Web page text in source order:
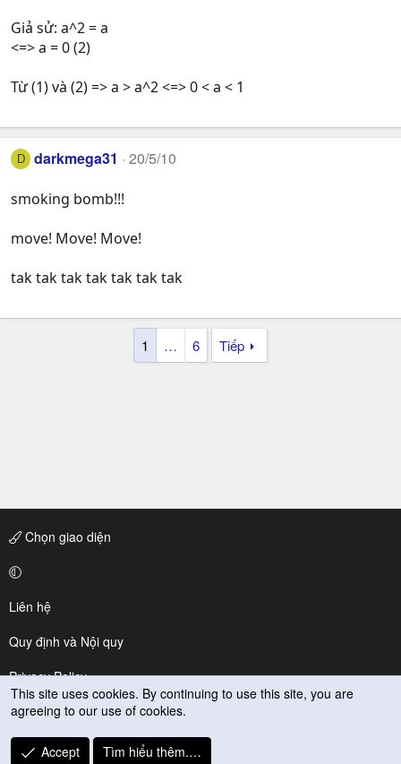
Giả sử: a^2 = a
<=> a = 0 (2)
Từ (1) và (2) => a > a^2 <=> 0 < a < 1
D darkmega31 20/5/10
smoking bomb!!!
move! Move! Move!
tak tak tak tak tak tak tak
1 … 6 Tiếp
Chọn giao diện
Liên hệ
Quy định và Nội quy
Privacy Policy
Trợ giúp
R
This site uses cookies. By continuing to use this site, you are
agreeing to our use of cookies.
Accept Tìm hiểu thêm.…